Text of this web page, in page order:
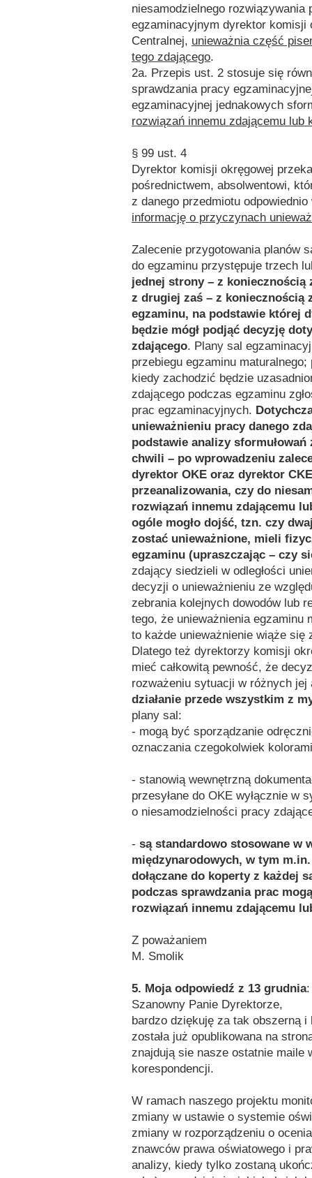
niesamodzielnego
egzaminacyjnym dyrektor komisji
Centralnej, unieważnia część
tego zdającego.
2a. Przepis ust. 2 stosuje się
sprawdzania pracy
egzaminacyjnej jednakowych
rozwiązań innemu zdającemu
§ 99 ust. 4
Dyrektor komisji okręgowej
pośrednictwem, absolwentowi,
z danego przedmiotu
informację o przyczynach
Zalecenie przygotowania planów
do egzaminu przystępuje trzech
jednej strony – z koniecznością
z drugiej zaś – z koniecznością
egzaminu, na podstawie której
będzie mógł podjąć decyzję
zdającego. Plany sal
przebiegu egzaminu
kiedy zachodzić będzie
zdającego podczas egzaminu
prac egzaminacyjnych.
unieważnieniu pracy danego
podstawie analizy
chwili – po wprowadzeniu
dyrektor OKE oraz dyrektor
przeanalizowania, czy do
rozwiązań innemu zdającemu
ogóle mogło dojść, tzn. czy
zostać unieważnione, mieli
egzaminu (upraszczając – czy
zdający siedzieli w odległości
decyzji o unieważnieniu ze
zebrania kolejnych dowodów lub
tego, że unieważnienia egzaminu
to każde unieważnienie wiąże się
Dlatego też dyrektorzy komisji
mieć całkowitą pewność, że
rozważeniu sytuacji w różnych
działanie przede wszystkim z
plany sal:
- mogą być sporządzanie
oznaczania czegokolwiek kolorami
- stanowią wewnętrzną
przesyłane do OKE wyłącznie w
o niesamodzielności pracy
- są standardowo stosowane w
międzynarodowych, w tym
dołączane do koperty z każdej
podczas sprawdzania prac
rozwiązań innemu zdającemu
Z poważaniem
M. Smolik
5. Moja odpowiedź z 13 grudnia:
Szanowny Panie Dyrektorze,
bardzo dziękuję za tak obszerną
została już opublikowana na
znajdują sie nasze ostatnie maile
korespondencji.
W ramach naszego projektu
zmiany w ustawie o systemie
zmiany w rozporządzeniu o
znawców prawa oświatowego i
analizy, kiedy tylko zostaną